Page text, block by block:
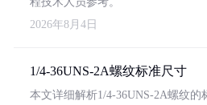
2026年8月4日
1/4-36UNS-2A螺纹标准尺寸
本文详细解析1/4-36UNS-2A螺纹的